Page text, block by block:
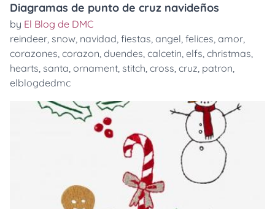
Diagramas de punto de cruz navideños
by El Blog de DMC
reindeer, snow, navidad, fiestas, angel, felices, amor,
corazones, corazon, duendes, calcetin, elfs, christmas,
hearts, santa, ornament, stitch, cross, cruz, patron,
elblogdedmc